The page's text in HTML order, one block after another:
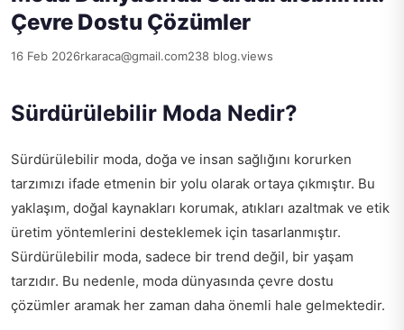
Çevre Dostu Çözümler
16 Feb 2026rkaraca@gmail.com238 blog.views
Sürdürülebilir Moda Nedir?
Sürdürülebilir moda, doğa ve insan sağlığını korurken
tarzımızı ifade etmenin bir yolu olarak ortaya çıkmıştır. Bu
yaklaşım, doğal kaynakları korumak, atıkları azaltmak ve etik
üretim yöntemlerini desteklemek için tasarlanmıştır.
Sürdürülebilir moda, sadece bir trend değil, bir yaşam
tarzıdır. Bu nedenle, moda dünyasında çevre dostu
çözümler aramak her zaman daha önemli hale gelmektedir.